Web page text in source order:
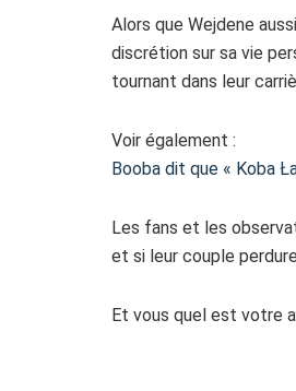
Alors que Wejdene
discrétion sur sa vie
tournant dans leur
Voir également :
Booba dit que « Koba
Les fans et les
et si leur couple
Et vous quel est votre